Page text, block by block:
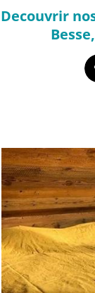
Decouvrir